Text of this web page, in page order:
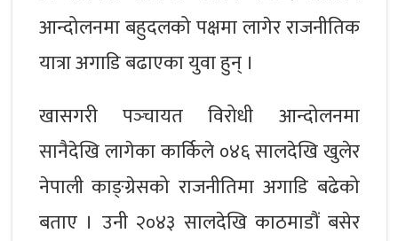
आन्दोलनमा बहुदलको पक्षमा लागेर राजनीतिक
यात्रा अगाडि बढाएका युवा हुन् ।
खासगरी पञ्‍चायत विरोधी आन्दोलनमा
सानैदेखि लागेका कार्किले ०४६ सालदेखि खुलेर
नेपाली काङ्ग्रेसको राजनीतिमा अगाडि बढेको
बताए । उनी २०४३ सालदेखि काठमाडौं बसेर